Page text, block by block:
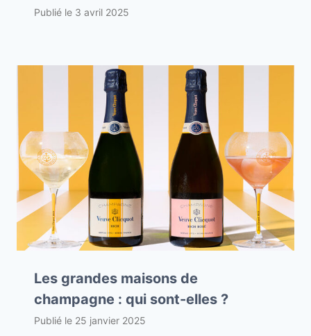
Publié le 3 avril 2025
Les grandes maisons de
champagne : qui sont-elles ?
Publié le 25 janvier 2025